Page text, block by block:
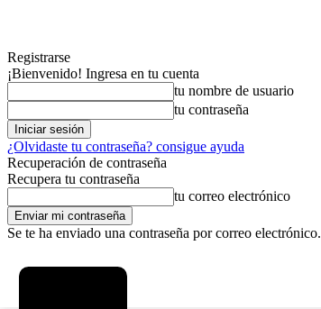
Registrarse
¡Bienvenido! Ingresa en tu cuenta
tu nombre de usuario
tu contraseña
¿Olvidaste tu contraseña? consigue ayuda
Recuperación de contraseña
Recupera tu contraseña
tu correo electrónico
Se te ha enviado una contraseña por correo electrónico.